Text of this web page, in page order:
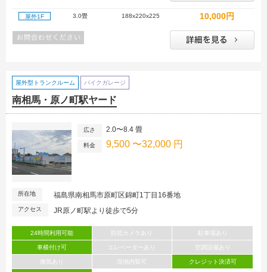
屋外1F 3.0畳 188x220x225 10,000円
屋外型トランクルーム バイクガレージ
南相馬・原ノ町駅ヤード
広さ 2.0〜8.4 畳
料金 9,500 〜32,000 円
所在地 福島県南相馬市原町区錦町1丁目16番地
アクセス JR原ノ町駅より徒歩で5分
24時間利用可能 防犯カメラあり 駐車場あり
車横付け可 エレベーターあり 空調設備あり
換気あり 現地内覧可 クレジット決済可